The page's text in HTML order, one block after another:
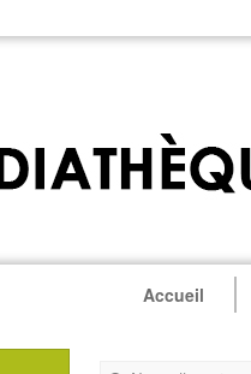
Accueil